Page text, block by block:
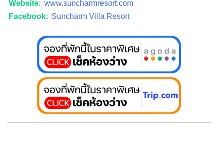
Website: www.suncharmresort.com
Facebook: Suncharm Villa Resort